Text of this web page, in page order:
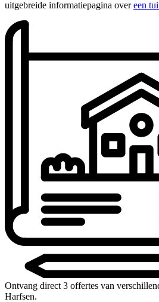
uitgebreide informatiepagina overeen
Ontvang direct 3 offertes van
Harfsen.